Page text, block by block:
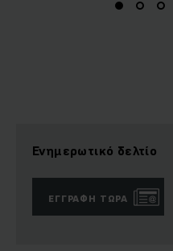
Ενημερωτικό δελτίο
ΕΓΓΡΑΦΉ ΤΏΡΑ